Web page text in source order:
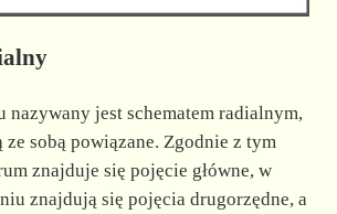
nazywany jest schematem radialnym,
ze sobą powiązane. Zgodnie z tym
znajduje się pojęcie główne, w
znajdują się pojęcia drugorzędne, a